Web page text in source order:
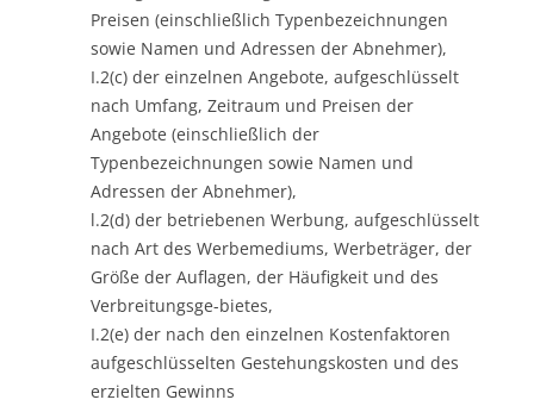
Preisen (einschließlich Typenbezeichnungen
sowie Namen und Adressen der Abnehmer),
I.2(c) der einzelnen Angebote, aufgeschlüsselt
nach Umfang, Zeitraum und Preisen der
Angebote (einschließlich der
Typenbezeichnungen sowie Namen und
Adressen der Abnehmer),
l.2(d) der betriebenen Werbung, aufgeschlüsselt
nach Art des Werbemediums, Werbeträger, der
Größe der Auflagen, der Häufigkeit und des
Verbreitungsge-bietes,
I.2(e) der nach den einzelnen Kostenfaktoren
aufgeschlüsselten Gestehungskosten und des
erzielten Gewinns